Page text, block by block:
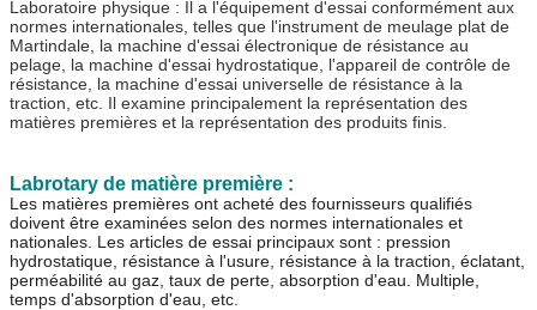
Laboratoire physique : Il a l'équipement d'essai conformément aux
normes internationales, telles que l'instrument de meulage plat de
Martindale, la machine d'essai électronique de résistance au
pelage, la machine d'essai hydrostatique, l'appareil de contrôle de
résistance, la machine d'essai universelle de résistance à la
traction, etc. Il examine principalement la représentation des
matières premières et la représentation des produits finis.
Labrotary de matière première :
Les matières premières ont acheté des fournisseurs qualifiés
doivent être examinées selon des normes internationales et
nationales. Les articles de essai principaux sont : pression
hydrostatique, résistance à l'usure, résistance à la traction, éclatant,
perméabilité au gaz, taux de perte, absorption d'eau. Multiple,
temps d'absorption d'eau, etc.